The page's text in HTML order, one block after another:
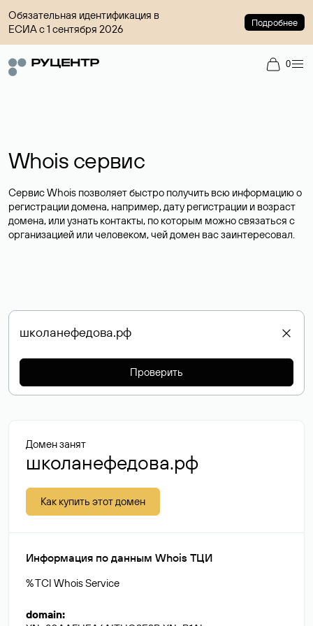
Обязательная идентификация в
ЕСИА с 1 сентября 2026
Подробнее
0
Whois сервис
Сервис Whois позволяет быстро получить всю информацию о
регистрации домена, например, дату регистрации и возраст
домена, или узнать контакты, по которым можно связаться с
организацией или человеком, чей домен вас заинтересовал.
Проверить
Домен занят
школанефедова.рф
Как купить этот домен
Информация по данным Whois ТЦИ
% TCI Whois Service
domain: